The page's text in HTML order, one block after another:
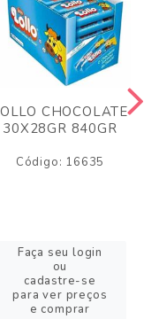
CHOCOLATE
30X28GR 840GR
Código: 16635
Faça seu login
ou
cadastre-se
para ver preços
e comprar